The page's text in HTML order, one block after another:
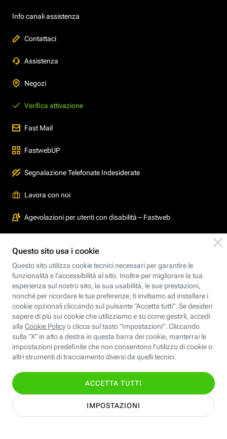
Info canali assistenza
Contattaci
Assistenza
Negozi
Verifica attivazione
Fast Mail
FastwebUP
Segnalazione Telefonate Indesiderate
Lavora con noi
Agevolazioni per utenti con disabilità – Fastweb
Agevolazioni per utenti con disabilità – Sky Mobile powered by
Fastweb
Super app MyFastweb
La tua finestra per gestire i servizi Fastweb
Informativa Privacy
Cookie Policy